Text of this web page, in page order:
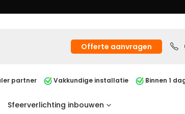
Offerte aanvragen
partner Vakkundige installatie Binnen 1
Sfeerverlichting inbouwen